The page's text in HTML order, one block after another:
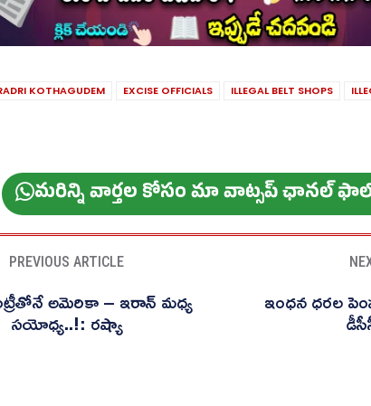
KOTHAGUDEM EXCISE OFFICIALS ILLEGAL BELT SHOPS
మ‌రిన్ని వార్త‌ల కోసం మా వాట్స‌ప్ ఛాన‌ల్
PREVIOUS ARTICLE
అమెరికా – ఇరాన్ మధ్య
సయోధ్య..!: రష్యా
ఇంధన ధరల